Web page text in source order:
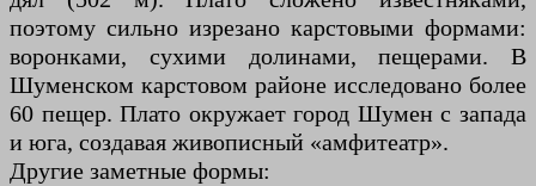
поэтому сильно изрезано карстовыми формами:
воронками, сухими долинами, пещерами. В
Шуменском карстовом районе исследовано более
60 пещер. Плато окружает город Шумен с запада
и юга, создавая живописный «амфитеатр».
Другие заметные формы: